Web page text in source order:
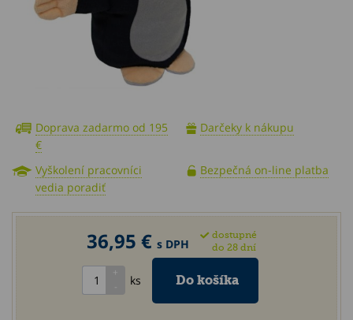
Doprava zadarmo od 195
€
Darčeky k nákupu
Vyškolení pracovníci
vedia poradiť
Bezpečná on-line platba
36,95 € s DPH
dostupné
do 28 dní
ks